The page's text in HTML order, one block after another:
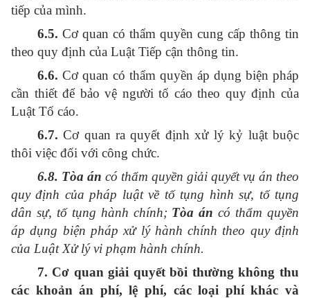
tiếp của mình.
6.5. Cơ quan có thẩm quyền cung cấp thông tin
theo quy định của Luật Tiếp cận thông tin.
6.6. Cơ quan có thẩm quyền áp dụng biện pháp
cần thiết để bảo vệ người tố cáo theo quy định của
Luật Tố cáo.
6.7. Cơ quan ra quyết định xử lý kỷ luật buộc
thôi việc đối với công chức.
6.8. Tòa án có thẩm quyền giải quyết vụ án theo
quy định của pháp luật về tố tụng hình sự, tố tụng
dân sự, tố tụng hành chính; Tòa án có thẩm quyền
áp dụng biện pháp xử lý hành chính theo quy định
của Luật Xử lý vi phạm hành chính.
7. Cơ quan giải quyết bồi thường không thu
các khoản án phí, lệ phí, các loại phí khác và